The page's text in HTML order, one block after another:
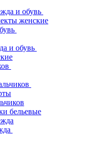
и обувь
женские
и обувь
бельевые